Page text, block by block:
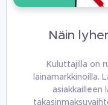
Näin
Kuluttajilla on
lainamarkkinoilla.
asiakkailleen